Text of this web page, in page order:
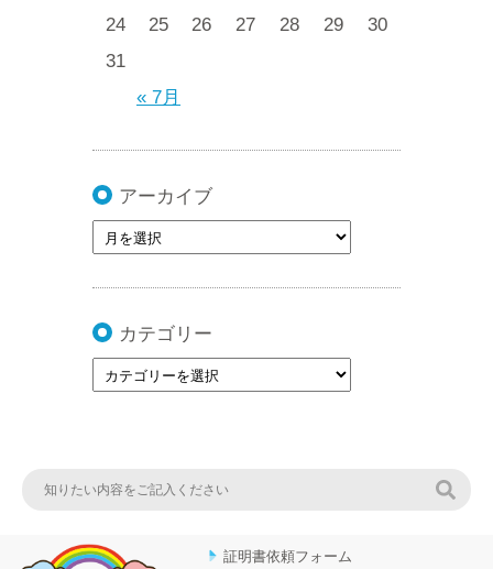
« 7月
24
25 26 27 28 29
30
31
アーカイブ
カテゴリー
証明書依頼フォーム